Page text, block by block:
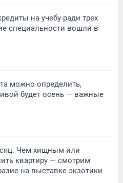
на учебу ради трех
специальности вошли в
можно определить,
будет осень — важные
Чем хищным или
квартиру — смотрим
на выставке экзотики